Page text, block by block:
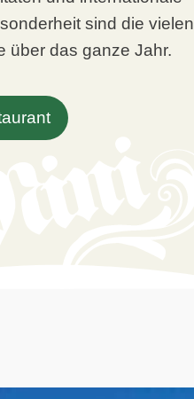
sind die vielen
über das ganze Jahr.